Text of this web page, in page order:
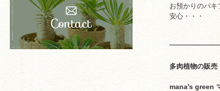
お預かりのパ
安心・・・
多肉植物の販
mana’s green